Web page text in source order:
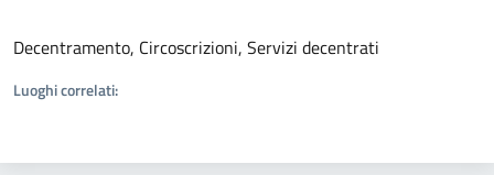
Decentramento, Circoscrizioni, Servizi decentrati
Luoghi correlati: